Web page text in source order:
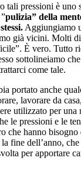
tali pressioni è uno
pulizia” della
Aggiungiamo
già vicini. Molti
È vero. Tutto
sottolineiamo
come tale.
portato anche
lavorare da
utilizzato per
le pressioni e le
che hanno
fine dell’anno,
per apportare